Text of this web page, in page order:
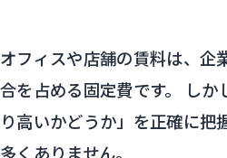
オフィスや店舗の賃料は、企
合を占める固定費です。 しか
り高いかどうか」を正確に把
多くありません。